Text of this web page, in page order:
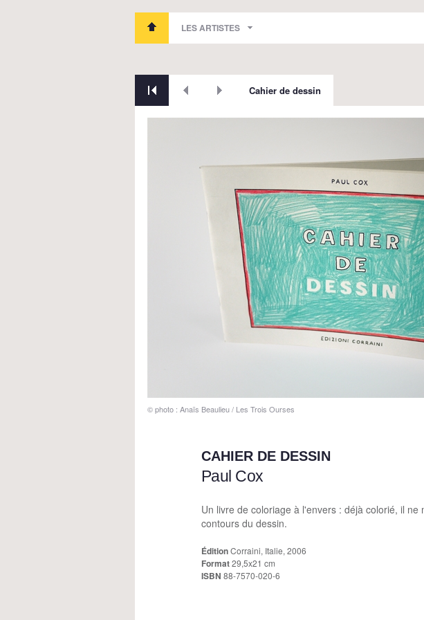
LES ARTISTES
Cahier de dessin
© photo : Anaïs Beaulieu / Les Trois Ourses
CAHIER DE DESSIN
Paul Cox
Un livre de coloriage à l'envers : déjà colorié, il ne
contours du dessin.
ÉditionCorraini, Italie, 2006
Format29,5x21 cm
ISBN 88-7570-020-6